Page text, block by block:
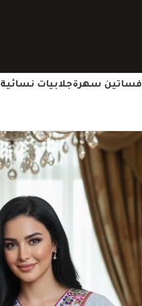
فساتين سهرةجلابيات نسائية